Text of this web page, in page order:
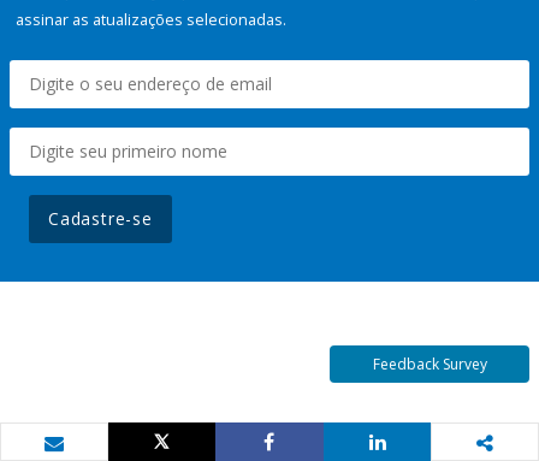
assinar as atualizações selecionadas.
Cadastre-se
Feedback Survey